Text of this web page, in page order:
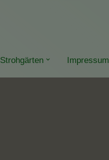
Strohgärten Impressum